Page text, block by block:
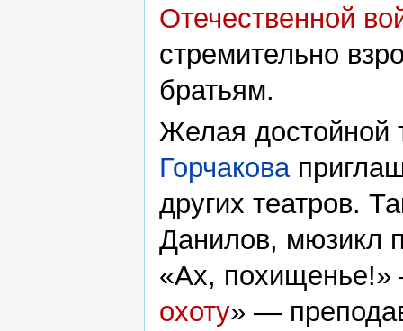
Отечественной
стремительно
братьям.
Желая достойной
Горчакова
других театров.
Данилов, мюзикл
«Ах,
охоту» —